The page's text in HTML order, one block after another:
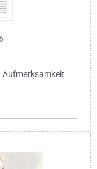
Aufmerksamkeit